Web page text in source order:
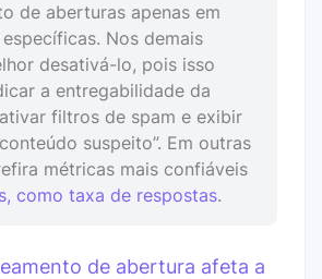
de aberturas apenas em
Nos demais
desativá-lo, pois isso
a entregabilidade da
filtros de spam e exibir
suspeito”. Em outras
métricas mais confiáveis
, como taxa de respostas.
de abertura afeta a